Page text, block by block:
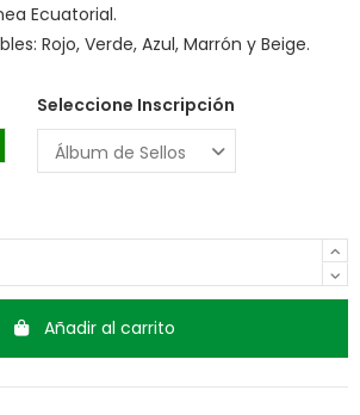
Ecuatorial.
Rojo, Verde, Azul, Marrón y Beige.
Seleccione Inscripción
Añadir al carrito